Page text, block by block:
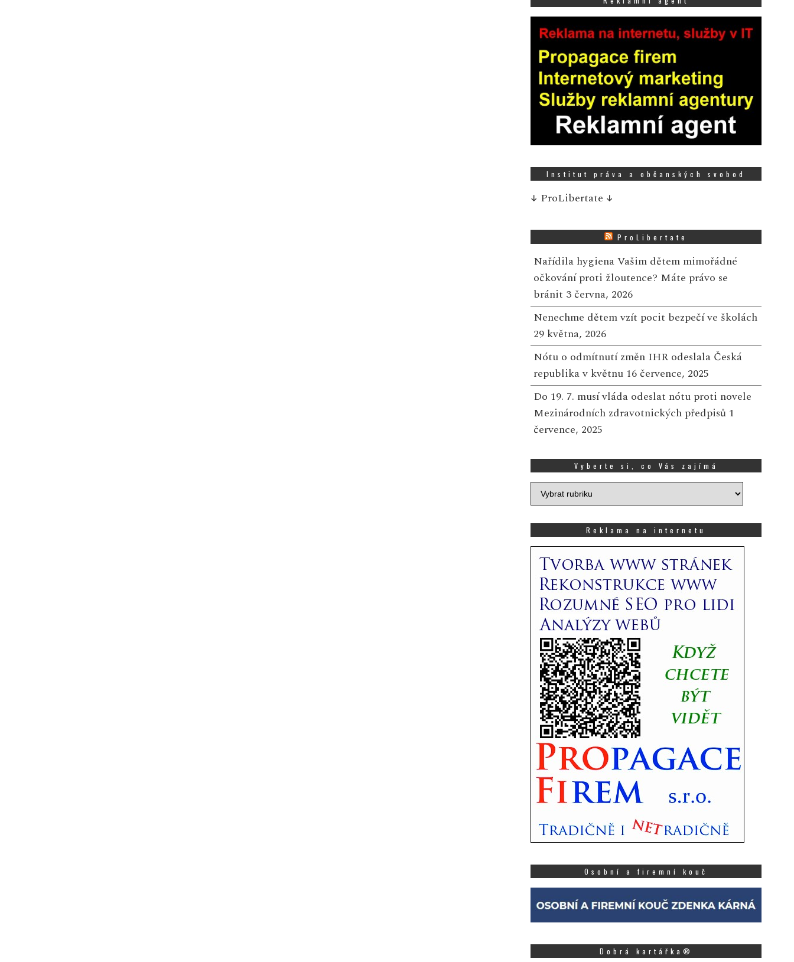
Institut práva a občanských svobod
↓ ProLibertate ↓
ProLibertate
Nařídila hygiena Vašim dětem mimořádné
očkování proti žloutence? Máte právo se
bránit 3 června, 2026
Nenechme dětem vzít pocit bezpečí ve školách
29 května, 2026
Nótu o odmítnutí změn IHR odeslala Česká
republika v květnu 16 července, 2025
Do 19. 7. musí vláda odeslat nótu proti novele
Mezinárodních zdravotnických předpisů 1
července, 2025
Vyberte si, co Vás zajímá
Vyberte
si,
zajímá
Reklama na internetu
Osobní a firemní kouč
Dobrá kartářka®